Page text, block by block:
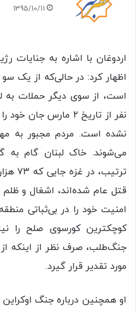
1395/10/11
اردوغان با اشاره به جنایات
اظهار کرد: در حالی‌که از یک
نفر از تاریخ ۲ مارس
نشده است. مردم مجبور به
می‌شوند. خاک لبنان گام
قتل عام شده‌اند، اشغال و
امنیت خود را در بی‌ثباتی
کوچکترین کورسوی صلح را
جنگ‌طلب، صرف نظر از اینکه
مورد تقدیر قرار گیرد.
او همچنین درباره جنگ